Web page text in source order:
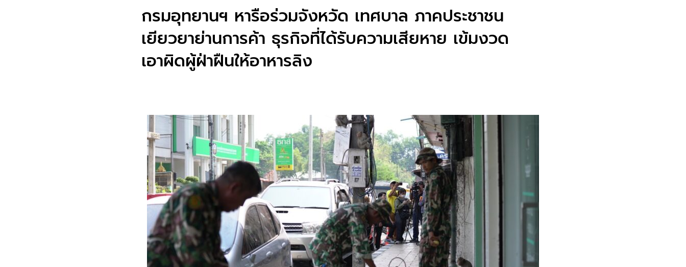
กรมอุทยานฯ หารือร่วมจังหวัด เทศบาล ภาคประชาชน
เยียวยาย่านการค้า ธุรกิจที่ได้รับความเสียหาย เข้มงวด
เอาผิดผู้ฝ่าฝืนให้อาหารลิง